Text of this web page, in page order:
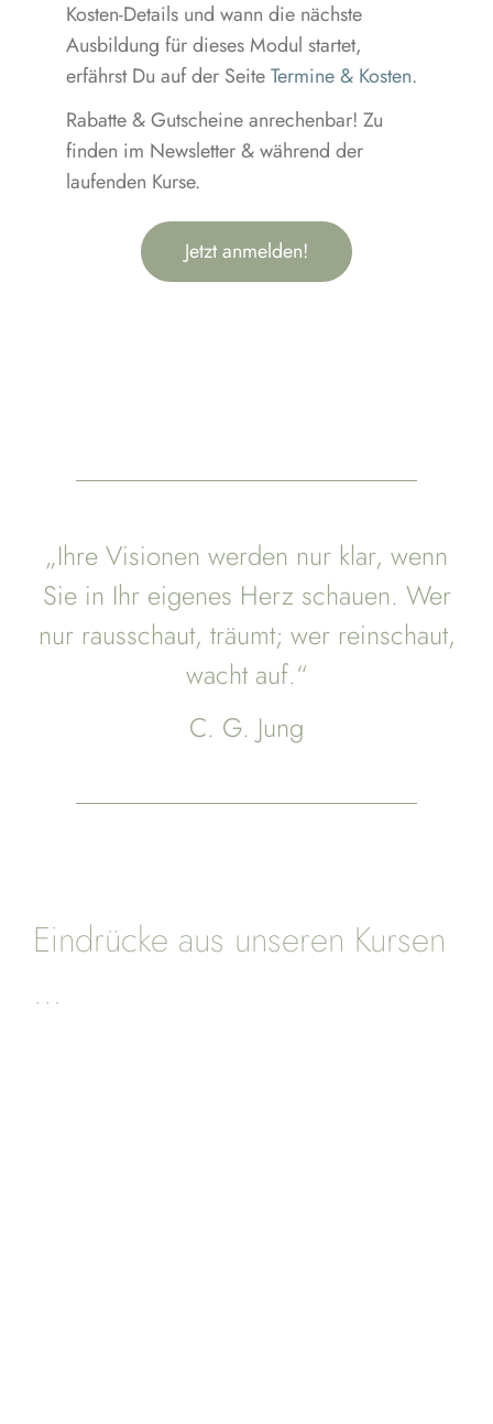
Kosten-Details und wann die nächste
Ausbildung für dieses Modul startet,
erfährst Du auf der SeiteTermine & Kosten.
Rabatte & Gutscheine anrechenbar! Zu
finden im Newsletter & während der
laufenden Kurse.
Jetzt anmelden!
„Ihre Visionen werden nur klar, wenn
Sie in Ihr eigenes Herz schauen. Wer
nur rausschaut, träumt; wer reinschaut,
wacht auf.“
C. G. Jung
Eindrücke aus unseren Kursen
…